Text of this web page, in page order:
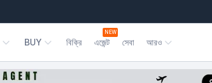
BUY বিক্রি এজেন্ট
NEW
সেবা আরও